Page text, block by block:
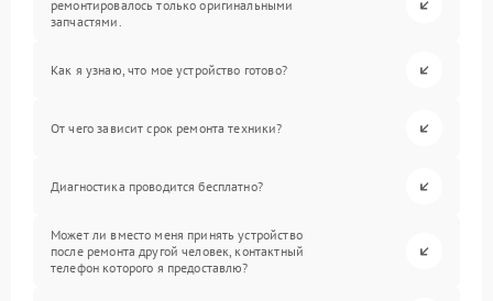
ремонтировалось только оригинальными
запчастями.
Как я узнаю, что мое устройство готово?
От чего зависит срок ремонта техники?
Диагностика проводится бесплатно?
Может ли вместо меня принять устройство
после ремонта другой человек, контактный
телефон которого я предоставлю?